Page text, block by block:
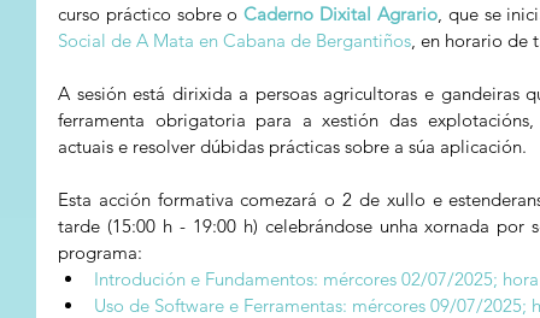
curso práctico sobre o Caderno Dixital Agrario, que se
Social de A Mata en Cabana de Bergantiños, en horario de
A sesión está dirixida a persoas agricultoras e gandeiras
ferramenta obrigatoria para a xestión das
actuais e resolver dúbidas prácticas sobre a súa aplicación.
Esta acción formativa comezará o 2 de xullo e
tarde (15:00 h - 19:00 h) celebrándose unha xornada por
programa:
Introdución e Fundamentos: mércores 02/07/2025;
Uso de Software e Ferramentas: mércores 09/07/2025;